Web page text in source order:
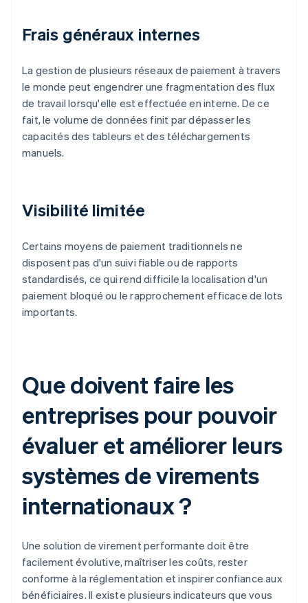
Frais généraux internes
La gestion de plusieurs réseaux de paiement à travers
le monde peut engendrer une fragmentation des flux
de travail lorsqu'elle est effectuée en interne. De ce
fait, le volume de données finit par dépasser les
capacités des tableurs et des téléchargements
manuels.
Visibilité limitée
Certains moyens de paiement traditionnels ne
disposent pas d'un suivi fiable ou de rapports
standardisés, ce qui rend difficile la localisation d'un
paiement bloqué ou le rapprochement efficace de lots
importants.
Que doivent faire les
entreprises pour pouvoir
évaluer et améliorer leurs
systèmes de virements
internationaux ?
Une solution de virement performante doit être
facilement évolutive, maîtriser les coûts, rester
conforme à la réglementation et inspirer confiance aux
bénéficiaires. Il existe plusieurs indicateurs que vous